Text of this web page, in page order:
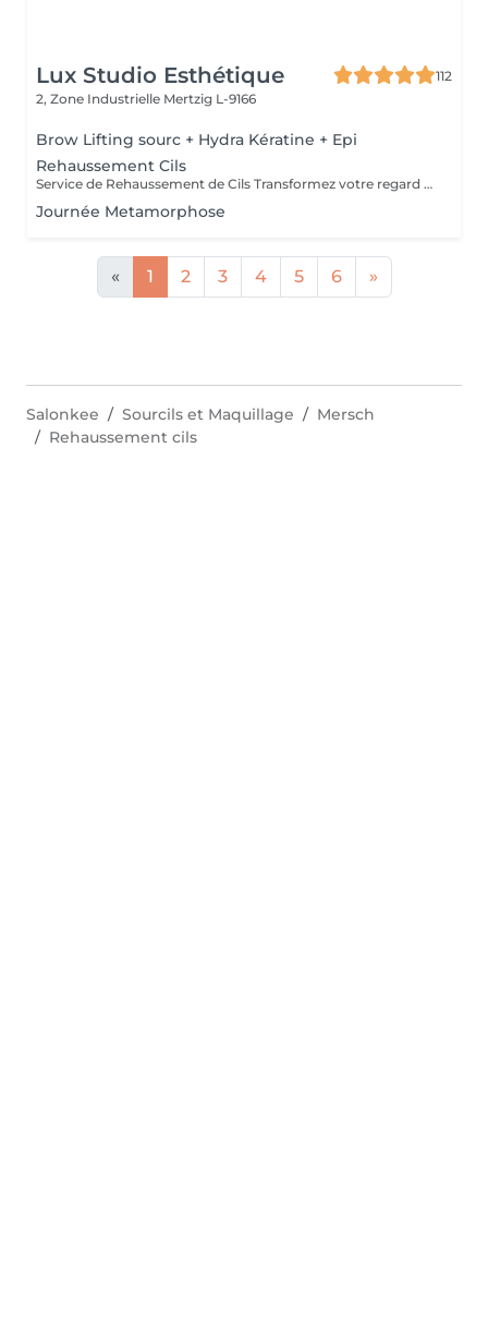
Lux Studio Esthétique
112
2, Zone Industrielle Mertzig L-9166
Brow Lifting sourc + Hydra Kératine + Epi
Rehaussement Cils
Service de Rehaussement de Cils Transformez votre regard avec notre service de rehaussement de cils, disponible avec ou sans teinture. Notre technique avancée inclut : - *Courbure Durable* : Nous sublimons vos cils naturels en leur apportant une courbure élégante et durable. - *Option avec Teinture* : Pour un effet encore plus spectaculaire, ajoutez de la couleur à vos cils, vous libérant ainsi de l'utilisation quotidienne de mascara. - *Hydratation Incluse* : Nos traitements incluent une hydratation profonde, garantissant des cils sains et forts. ### Entretien Pour maintenir l'effet souhaité et éviter d'endommager vos cils, nous recommandons de refaire le traitement toutes les 4 à 6 semaines. Ainsi, vous assurez un regard toujours éblouissant tout en préservant la santé de vos cils. Prenez rendez-vous dès aujourd'hui et sublimez la beauté naturelle de vos yeux !
Journée Metamorphose
« 1 2 3 4 5 6 »
Salonkee Sourcils et Maquillage
Mersch
Rehaussement cils